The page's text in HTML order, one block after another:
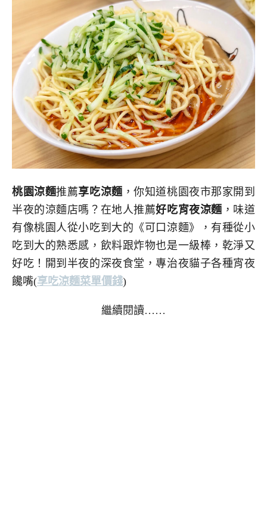
桃園涼麵推薦享吃涼麵，你知道桃園夜市那家開到
半夜的涼麵店嗎？在地人推薦好吃宵夜涼麵，味道
有像桃園人從小吃到大的《可口涼麵》，有種從小
吃到大的熟悉感，飲料跟炸物也是一級棒，乾淨又
好吃！開到半夜的深夜食堂，專治夜貓子各種宵夜
饞嘴(享吃涼麵菜單價錢)
繼續閱讀……